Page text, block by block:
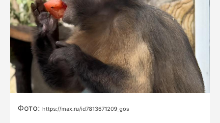
Фото: https://max.ru/id7813671209_gos